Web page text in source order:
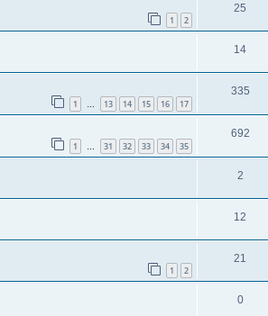
1 2
25
14
1 … 13 14 15 16 17
335
1 31 32 33 34 35
692
2
12
1 2
21
0